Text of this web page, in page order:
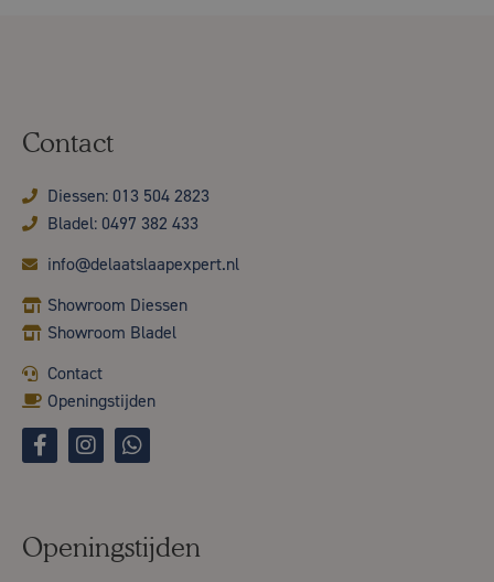
Contact
Diessen: 013 504 2823
Bladel: 0497 382 433
info@delaatslaapexpert.nl
Showroom Diessen
Showroom Bladel
Contact
Openingstijden
Openingstijden